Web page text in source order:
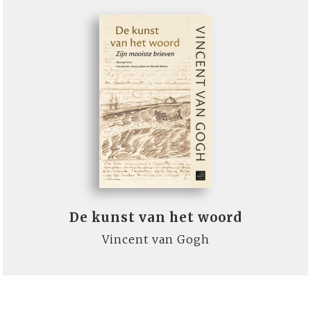
De kunst van het woord
Vincent van Gogh